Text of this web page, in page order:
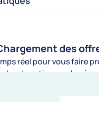
des
réel pour vous faire
de patience : des